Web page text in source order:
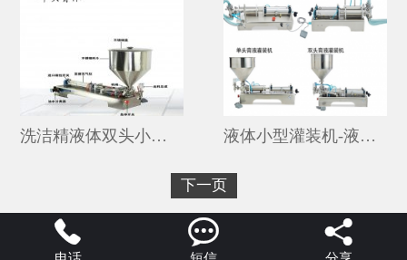
洗洁精液体双头小型半自动灌装机价格 液体小型灌装机-液体小型灌装机全自动
下一页
  